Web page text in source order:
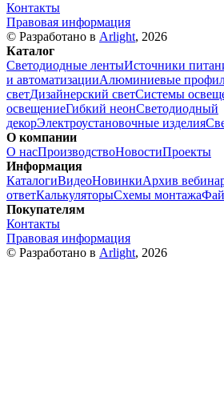
Контакты
Правовая информация
© Разработано в Arlight, 2026
Каталог
Светодиодные лентыИсточники
и автоматизацииАлюминиевые
светДизайнерский светСистемы
освещениеГибкий неонСветодиодный
декорЭлектроустановочные изделия
О компании
О насПроизводствоНовостиПроекты
Информация
КаталогиВидеоНовинкиАрхив
ответКалькуляторыСхемы монтажа
Покупателям
Контакты
Правовая информация
© Разработано в Arlight, 2026